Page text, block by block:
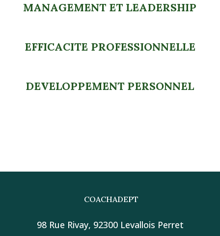
MANAGEMENT ET LEADERSHIP
EFFICACITE PROFESSIONNELLE
DEVELOPPEMENT PERSONNEL
COACHADEPT
98 Rue Rivay, 92300 Levallois Perret